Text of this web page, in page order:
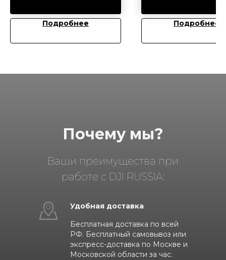
Подробнее Подробнее
Почему мы?
Ваши преимущества при
работе с DJI RUSSIA:
Удобная доставка
Бесплатная доставка по всей
РФ. Бесплатный самовывоз или
экспресс-доставка по Москве и
Московской области за час.